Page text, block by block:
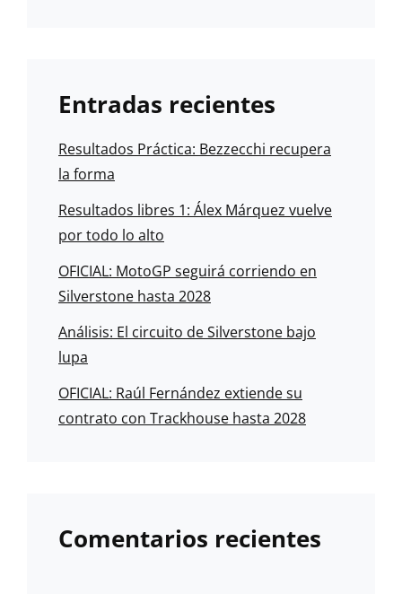
Entradas recientes
Resultados Práctica: Bezzecchi recupera
la forma
Resultados libres 1: Álex Márquez vuelve
por todo lo alto
OFICIAL: MotoGP seguirá corriendo en
Silverstone hasta 2028
Análisis: El circuito de Silverstone bajo
lupa
OFICIAL: Raúl Fernández extiende su
contrato con Trackhouse hasta 2028
Comentarios recientes